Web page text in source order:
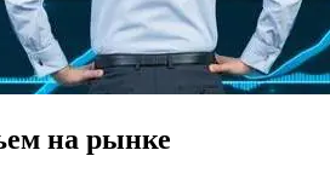
на рынке